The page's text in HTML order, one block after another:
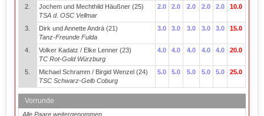
2.
Jochem und Mechthild Häußner (25)
TSA d. OSC Vellmar
2.0 2.0 2.0 2.0 2.0 10.0
3.
Dirk und Annette Andrä (21)
Tanz-Freunde Fulda
3.0 3.0 3.0 3.0 3.0 15.0
4.
Volker Kadatz / Elke Lenner (23)
TC Rot-Gold Würzburg
4.0 4.0 4.0 4.0 4.0 20.0
5.
Michael Schramm / Birgid Wenzel (24)
TSC Schwarz-Gelb Coburg
5.0 5.0 5.0 5.0 5.0 25.0
Vorrunde
Alle Paare weitergenommen